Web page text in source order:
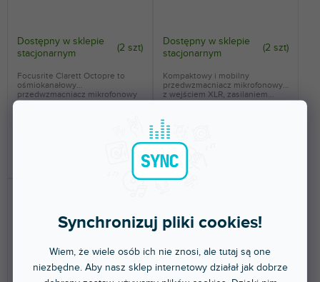
Synchronizuj pliki cookies!
Wiem, że wiele osób ich nie znosi, ale tutaj są one
niezbędne. Aby nasz sklep internetowy działał jak dobrze
Dostępny w sklepie
stacjonarnym
(2 szt)
Focusrite Clarett Octopre to
ośmiokanałowy
przedwzmacniacz mikrofonowy
i...
Dostępny w sklepie
stacjonarnym
(2 szt)
204 zł
Kompaktowy i mobilny
przedwzmacniacz mikrofonowy
z wejściem XLR, zasilaniem...